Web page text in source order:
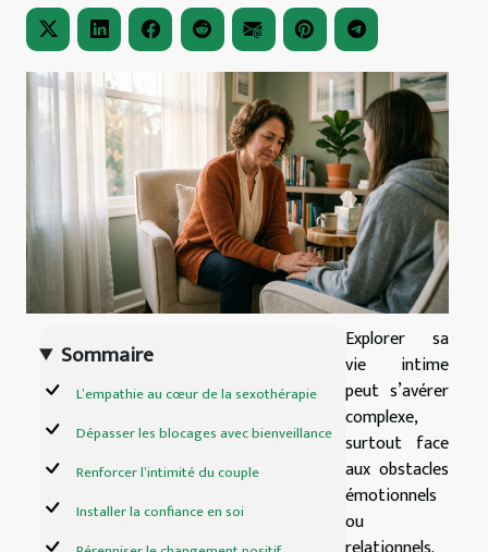
Sommaire
L’empathie au cœur de la sexothérapie
Dépasser les blocages avec bienveillance
Renforcer l’intimité du couple
Installer la confiance en soi
Explorer sa
vie intime
peut s’avérer
complexe,
surtout face
aux obstacles
émotionnels
ou